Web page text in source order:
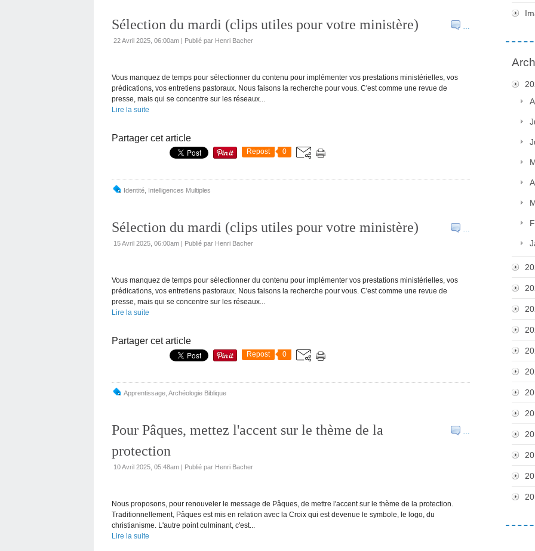
…
Sélection du mardi (clips utiles pour votre ministère)
22 Avril 2025, 06:00am | Publié par Henri Bacher
Vous manquez de temps pour sélectionner du contenu pour implémenter vos prestations ministérielles, vos
prédications, vos entretiens pastoraux. Nous faisons la recherche pour vous. C'est comme une revue de
presse, mais qui se concentre sur les réseaux...
Lire la suite
Partager cet article
Repost 0
Identité Intelligences Multiples
…
Sélection du mardi (clips utiles pour votre ministère)
15 Avril 2025, 06:00am | Publié par Henri Bacher
Vous manquez de temps pour sélectionner du contenu pour implémenter vos prestations ministérielles, vos
prédications, vos entretiens pastoraux. Nous faisons la recherche pour vous. C'est comme une revue de
presse, mais qui se concentre sur les réseaux...
Lire la suite
Partager cet article
Repost 0
Apprentissage Archéologie Biblique
…
Pour Pâques, mettez l'accent sur le thème de la
protection
10 Avril 2025, 05:48am | Publié par Henri Bacher
Nous proposons, pour renouveler le message de Pâques, de mettre l'accent sur le thème de la protection.
Traditionnellement, Pâques est mis en relation avec la Croix qui est devenue le symbole, le logo, du
christianisme. L'autre point culminant, c'est...
Lire la suite